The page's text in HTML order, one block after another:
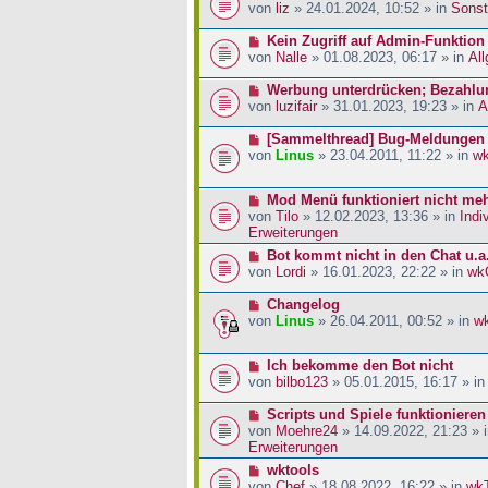
g
i
a
r
e
i
a
e
e
r
e
i
a
von liz » 24.01.2024, 10:52 » in
N
e
e
r
e
i
r
a
g
Kein Zugriff auf Admin-
von Nalle » 01.08.2023, 06:17 » in
N
e
e
r
e
t
r
a
g
Werbung unterdrücken;
von luzifair » 31.01.2023, 19:23 » in
N
e
e
B
e
t
a
g
[Sammelthread] Bug-Meldungen
von Linus » 23.04.2011, 11:22 » in
N
e
u
e
B
e
t
a
g
Mod Menü funktioniert nicht
von Tilo » 12.02.2023, 13:36 » in
Erweiterungen
N
e
e
r
e
t
r
a
g
Bot kommt nicht in den Chat u.a.
von
Lordi » 16.01.2023, 22:22 » in
N
e
e
B
e
t
r
a
g
Changelog
von Linus » 26.04.2011, 00:52 » in
N
e
e
r
B
e
Ich bekomme den Bot nicht
von bilbo123 » 05.01.2015, 16:17 » in
N
e
u
e
Scripts und Spiele
von Moehre24 » 14.09.2022, 21:23 »
Erweiterungen
Nwktools